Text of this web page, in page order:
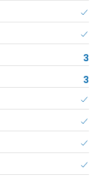
3
3